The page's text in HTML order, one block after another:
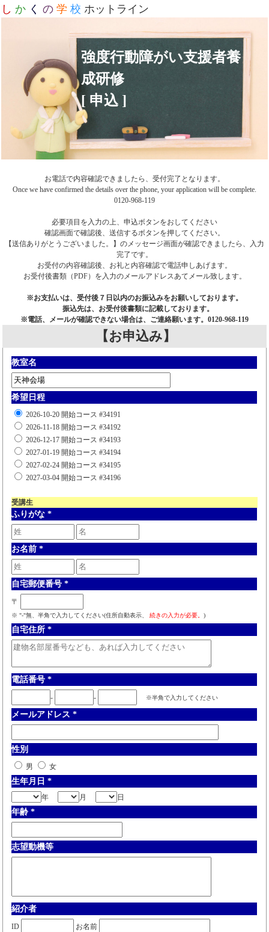
し か く の 学 校 ホットライン
強度行動障がい支援者養
成研修
[ 申込 ]
お電話で内容確認できましたら、受付完了となります。
Once we have confirmed the details over the phone, your application will be complete.
0120-968-119
必要項目を入力の上、申込ボタンをおしてください
確認画面で確認後、送信するボタンを押してください。
【送信ありがとうございました。】のメッセージ画面が確認できましたら、入力
完了です。
お受付の内容確認後、お礼と内容確認で電話申しあげます。
お受付後書類（PDF）を入力のメールアドレスあてメール致します。
※お支払いは、受付後７日以内のお振込みをお願いしております。
振込先は、お受付後書類に記載しております。
※電話、メールが確認できない場合は、ご連絡願います。0120-968-119
【お申込み】
教室名
希望日程
2026-10-20 開始コース #34191
2026-11-18 開始コース #34192
2026-12-17 開始コース #34193
2027-01-19 開始コース #34194
2027-02-24 開始コース #34195
2027-03-04 開始コース #34196
受講生
ふりがな *
お名前 *
自宅郵便番号 *
〒
※ "-"無、半角で入力してください(住所自動表示、 続きの入力が必要。 )
自宅住所 *
電話番号 *
- - ※半角で入力してください
メールアドレス *
性別
男 女
生年月日 *
年 月 日
年齢 *
志望動機等
紹介者
ID お名前